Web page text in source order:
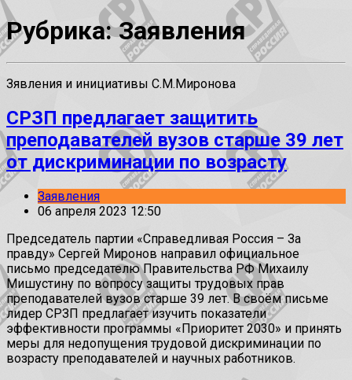
Рубрика: Заявления
Зявления и инициативы С.М.Миронова
СРЗП предлагает защитить
преподавателей вузов старше 39 лет
от дискриминации по возрасту
Заявления
06 апреля 2023 12:50
Председатель партии «Справедливая Россия – За
правду» Сергей Миронов направил официальное
письмо председателю Правительства РФ Михаилу
Мишустину по вопросу защиты трудовых прав
преподавателей вузов старше 39 лет. В своём письме
лидер СРЗП предлагает изучить показатели
эффективности программы «Приоритет 2030» и принять
меры для недопущения трудовой дискриминации по
возрасту преподавателей и научных работников.